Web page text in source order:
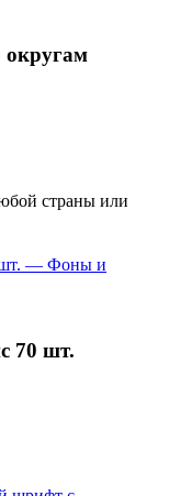
округам
страны или
70 шт.